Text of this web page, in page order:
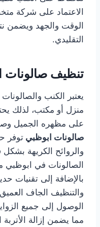
الاعتماد على شركة
الوقت والجهد ويضمن
التقليدي.
تنظيف صالونات
يعتبر الكنب
منزل أو مكتب، لذلك
على مظهره الجميل
صالونات ابوظبي توفر
والروائح الكريهة
الصالونات في ابوظبي
بالإضافة إلى تقنيات
والتنظيف الجاف
الوصول إلى جميع
مما يضمن إزالة